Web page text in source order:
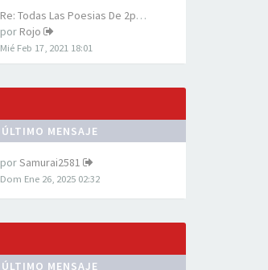
Re: Todas Las Poesias De 2pac…
por Rojo
Mié Feb 17, 2021 18:01
ÚLTIMO MENSAJE
porSamurai2581
Dom Ene 26, 2025 02:32
ÚLTIMO MENSAJE